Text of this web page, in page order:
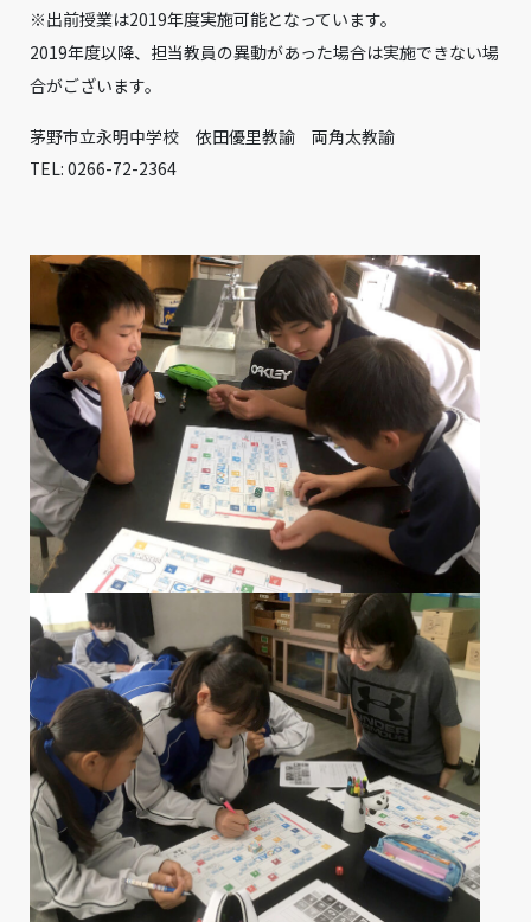
※出前授業は2019年度実施可能となっています。
2019年度以降、担当教員の異動があった場合は実施できない場
合がございます。
茅野市立永明中学校 依田優里教諭 両角太教諭
TEL: 0266-72-2364